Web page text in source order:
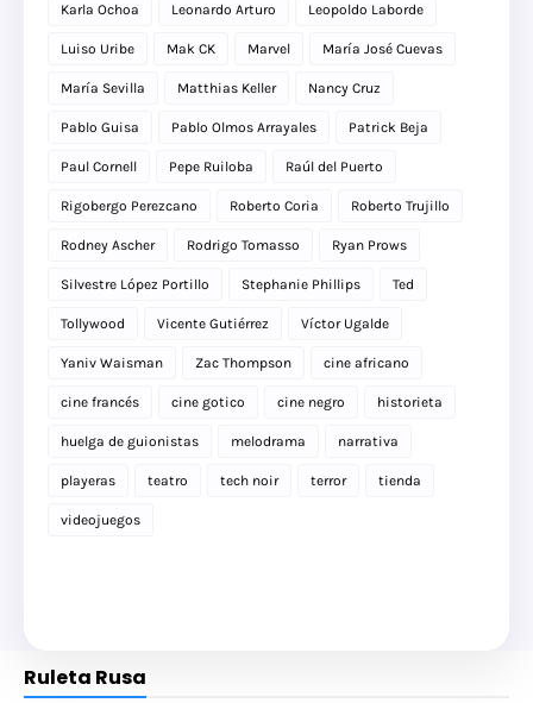
Karla Ochoa Leonardo Arturo Leopoldo Laborde
Luiso Uribe Mak CK Marvel María José Cuevas
María Sevilla Matthias Keller Nancy Cruz
Pablo Guisa Pablo Olmos Arrayales Patrick Beja
Paul Cornell Pepe Ruiloba Raúl del Puerto
Rigobergo Perezcano Roberto Coria Roberto Trujillo
Rodney Ascher Rodrigo Tomasso Ryan Prows
Silvestre López Portillo Stephanie Phillips Ted
Tollywood Vicente Gutiérrez Víctor Ugalde
Yaniv Waisman Zac Thompson cine africano
cine francés cine gotico cine negro historieta
huelga de guionistas melodrama narrativa
playeras teatro tech noir terror tienda
videojuegos
Ruleta Rusa